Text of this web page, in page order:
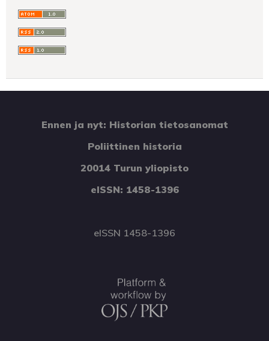
Ennen ja nyt: Historian tietosanomat
Poliittinen historia
20014 Turun yliopisto
eISSN: 1458-1396
eISSN 1458-1396